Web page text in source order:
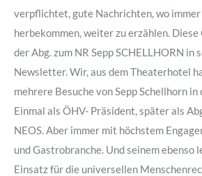
verpflichtet, gute Nachrichten, wo immer
herbekommen, weiter zu erzählen.
der Abg. zum NR Sepp SCHELLHORN in
Newsletter. Wir, aus dem Theaterhotel
mehrere Besuche von Sepp Schellhorn
Einmal als ÖHV- Präsident, später als
NEOS. Aber immer mit höchstem
und Gastrobranche. Und seinem ebenso
Einsatz für die universellen